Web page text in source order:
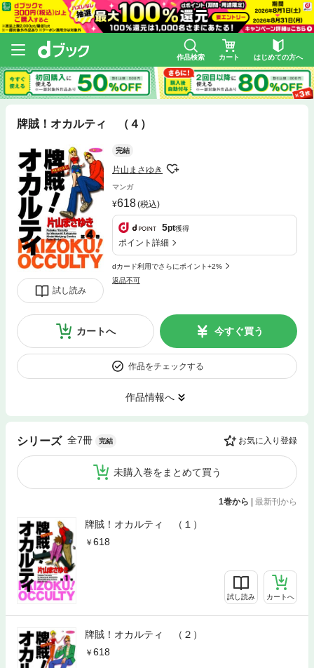
作品検索 カート はじめての方へ
牌賊！オカルティ （４）
試し読み
完結
片山まさゆき
マンガ
618(税込)
5pt獲得
ポイント詳細
dカード利用でさらにポイント+2%
返品不可
カートへ 今すぐ買う
作品をチェックする
作品情報へ
シリーズ 全7冊 完結 お気に入り登録
未購入巻をまとめて買う
1巻から | 最新刊から
牌賊！オカルティ （１）
618
試し読み カートへ
牌賊！オカルティ （２）
618